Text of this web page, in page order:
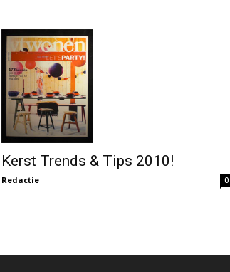
Kerst Trends & Tips 2010!
Redactie 0